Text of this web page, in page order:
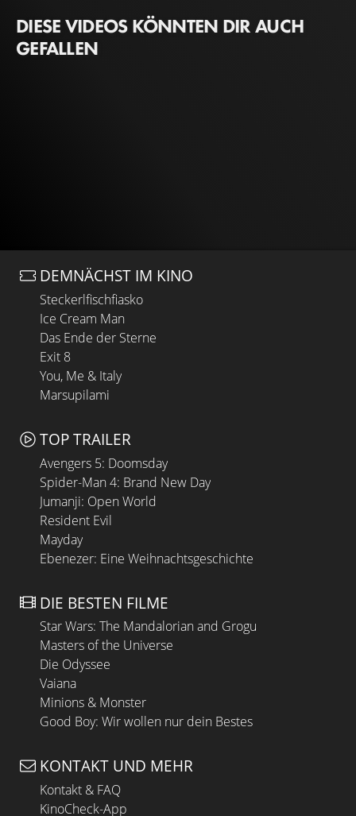
DIESE VIDEOS KÖNNTEN DIR AUCH
GEFALLEN
DEMNÄCHST IM KINO
Steckerlfischfiasko
Ice Cream Man
Das Ende der Sterne
Exit 8
You, Me & Italy
Marsupilami
TOP TRAILER
Avengers 5: Doomsday
Spider-Man 4: Brand New Day
Jumanji: Open World
Resident Evil
Mayday
Ebenezer: Eine Weihnachtsgeschichte
DIE BESTEN FILME
Star Wars: The Mandalorian and Grogu
Masters of the Universe
Die Odyssee
Vaiana
Minions & Monster
Good Boy: Wir wollen nur dein Bestes
KONTAKT UND MEHR
Kontakt & FAQ
KinoCheck-App